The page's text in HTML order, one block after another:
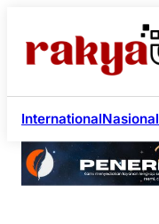
InternationalNasional